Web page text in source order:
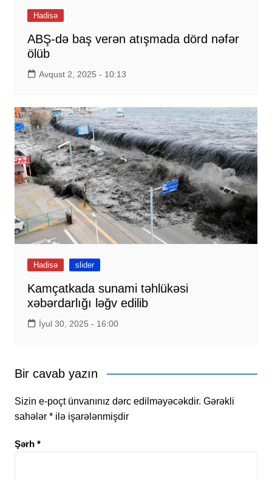
Hadisə
ABŞ-də baş verən atışmada dörd nəfər
ölüb
Avqust 2, 2025 - 10:13
Hadisə slider
Kamçatkada sunami təhlükəsi
xəbərdarlığı ləğv edilib
İyul 30, 2025 - 16:00
Bir cavab yazın
Sizin e-poçt ünvanınız dərc edilməyəcəkdir. Gərəkli
sahələr *ilə işarələnmişdir
Şərh *